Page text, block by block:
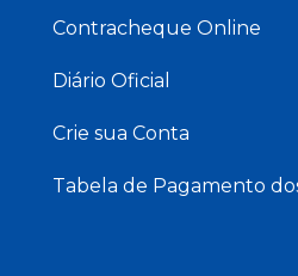
Contracheque Online
Diário Oficial
Crie sua Conta
Tabela de Pagamento